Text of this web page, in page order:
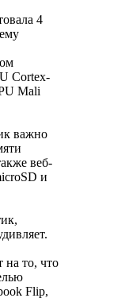
4
Cortex-
Mali
важно
веб-
и
на то, что
Flip,